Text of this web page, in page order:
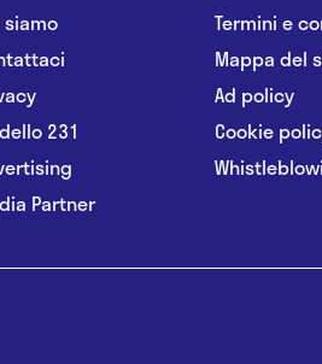
siamo
231
Partner
Termini e
Mappa del
Ad policy
Cookie